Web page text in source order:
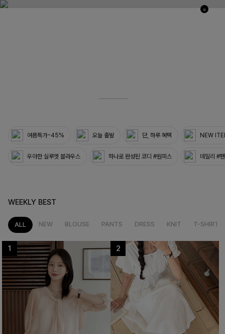
0
여름특가~45% 오늘 출발 단, 하루 혜택 NEW
우아한 실루엣 블라우스 하나로 완성된 코디 #원피스 데일리 #
WEEKLY BEST
ALL NEW BLOUSE PANTS DRESS KNIT T-SHIRT